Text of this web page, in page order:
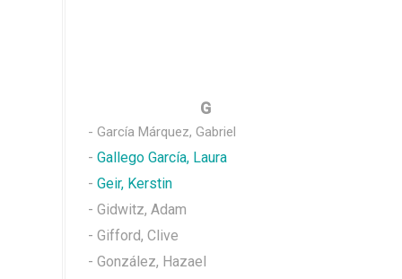
G
- García Márquez, Gabriel
- Gallego García, Laura
- Geir, Kerstin
- Gidwitz, Adam
- Gifford, Clive
- González, Hazael